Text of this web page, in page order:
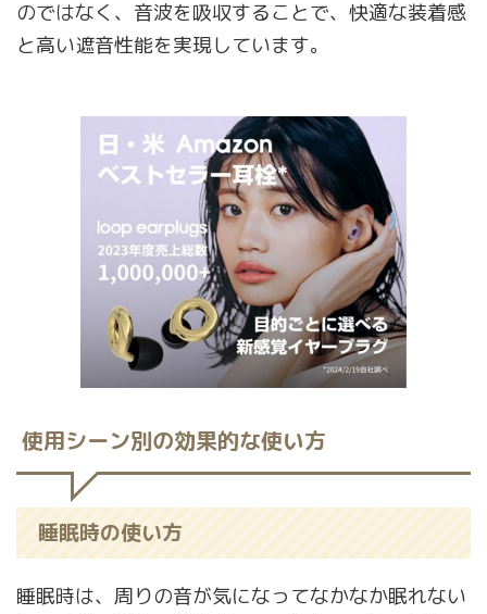
のではなく、音波を吸収することで、快適な装着感
と高い遮音性能を実現しています。
使用シーン別の効果的な使い方
睡眠時の使い方
睡眠時は、周りの音が気になってなかなか眠れない